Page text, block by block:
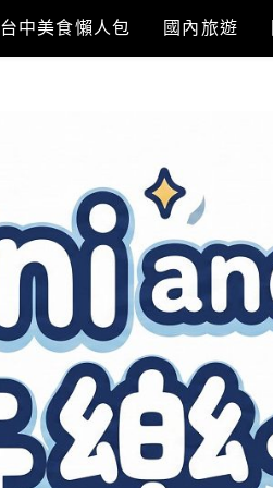
台中美食懶人包 國內旅遊